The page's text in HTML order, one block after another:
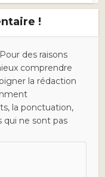
!
des raisons
comprendre
la rédaction
la ponctuation,
qui ne sont pas